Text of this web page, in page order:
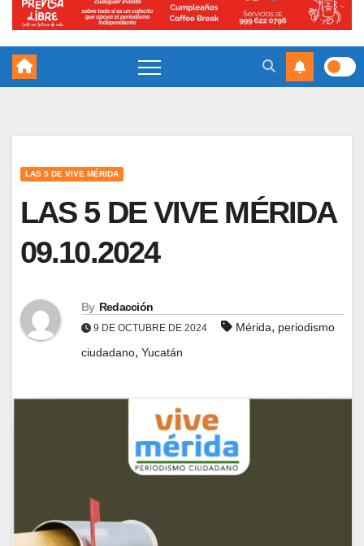
LAS 5 DE VIVE MÉRIDA
LAS 5 DE VIVE MÉRIDA
09.10.2024
By Redacción
9 DE OCTUBRE DE 2024 Mérida, periodismo
ciudadano, Yucatán